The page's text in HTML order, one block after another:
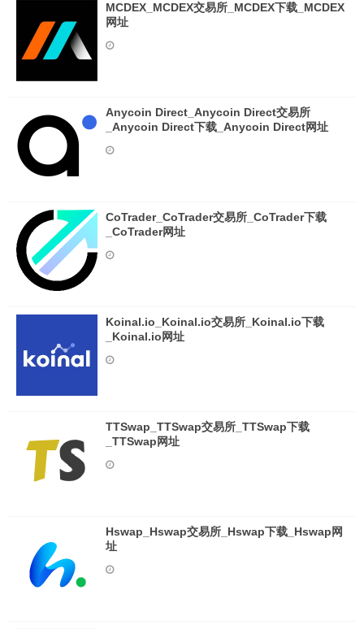
MCDEX_MCDEX交易所_MCDEX下载_MCDEX
网址
Anycoin Direct_Anycoin Direct交易所
_Anycoin Direct下载_Anycoin Direct网址
CoTrader_CoTrader交易所_CoTrader下载
_CoTrader网址
Koinal.io_Koinal.io交易所_Koinal.io下载
_Koinal.io网址
TTSwap_TTSwap交易所_TTSwap下载
_TTSwap网址
Hswap_Hswap交易所_Hswap下载_Hswap网
址